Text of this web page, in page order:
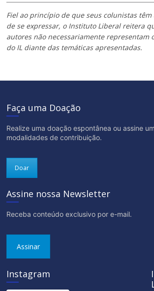
Fiel ao princípio de que seus colunistas
de se expressar, o Instituto Liberal reitera
autores não necessariamente representam
do IL diante das temáticas apresentadas.
Faça uma Doação
Realize uma doação espontânea ou assine
modalidades de contribuição.
Doar
Assine nossa Newsletter
Receba conteúdo exclusivo por e-mail.
Assinar
Instagram